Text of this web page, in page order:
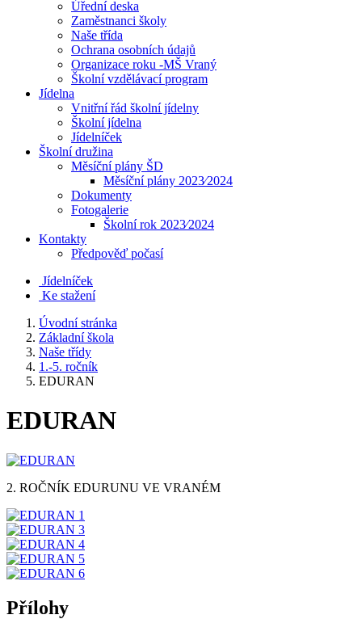
Úřední deska
Zaměstnanci školy
Naše třída
Ochrana osobních údajů
Organizace roku -MŠ Vraný
Školní vzdělávací program
Jídelna
Vnitřní řád školní jídelny
Školní jídelna
Jídelníček
Školní družina
Měsíční plány ŠD
Měsíční plány 2023⁄2024
Dokumenty
Fotogalerie
Školní rok 2023⁄2024
Kontakty
Předpověď počasí
Jídelníček
Ke stažení
Úvodní stránka
Základní škola
Naše třídy
1.-5. ročník
EDURAN
EDURAN
2. ROČNÍK EDURUNU VE VRANÉM
Přílohy